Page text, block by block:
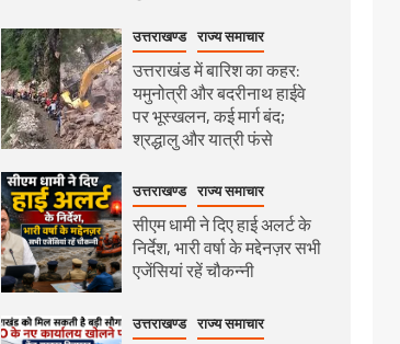
उत्तराखण्ड राज्य समाचार
उत्तराखंड में बारिश का कहर:
यमुनोत्री और बदरीनाथ हाईवे
पर भूस्खलन, कई मार्ग बंद;
श्रद्धालु और यात्री फंसे
उत्तराखण्ड राज्य समाचार
सीएम धामी ने दिए हाई अलर्ट के
निर्देश, भारी वर्षा के मद्देनज़र सभी
एजेंसियां रहें चौकन्नी
उत्तराखण्ड राज्य समाचार